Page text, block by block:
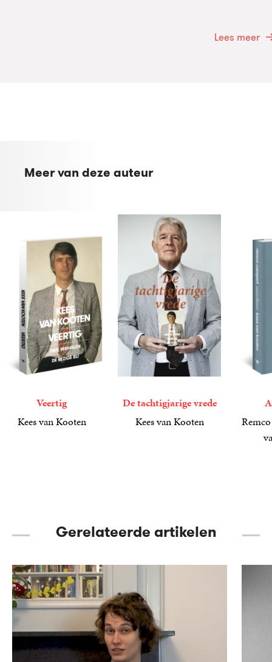
Lees meer
Meer van deze auteur
Veertig
Kees van Kooten
De tachtigjarige vrede
Kees van Kooten
Gerelateerde artikelen